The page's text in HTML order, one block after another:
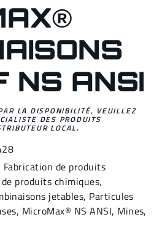
NS ANSI
LA DISPONIBILITÉ, VEUILLEZ
DES PRODUITS
LOCAL.
Fabrication de produits
produits chimiques,
jetables, Particules
, MicroMax® NS ANSI, Mines,